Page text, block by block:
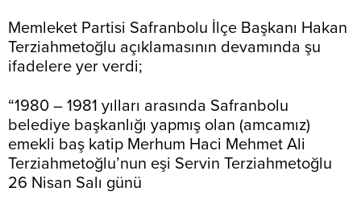
Memleket Partisi Safranbolu İlçe Başkanı Hakan
Terziahmetoğlu açıklamasının devamında şu
ifadelere yer verdi;
“1980 – 1981 yılları arasında Safranbolu
belediye başkanlığı yapmış olan (amcamız)
emekli baş katip Merhum Haci Mehmet Ali
Terziahmetoğlu’nun eşi Servin Terziahmetoğlu
26 Nisan Salı günü